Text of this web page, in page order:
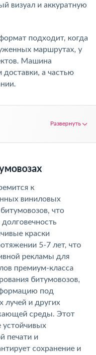
визуал и аккуратную
подходит, когда
маршрутах, у
Машина
доставки, а частью
Развернуть
к
виниловых
что
долговечность
краски
5-7 лет, что
рекламы для
премиум-класса
битумовозов,
под
лучей и других
среды. Этот
печати и
сохранение и